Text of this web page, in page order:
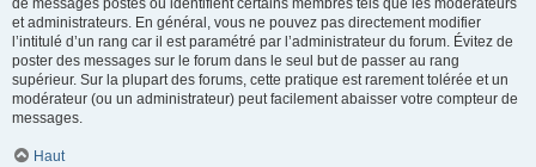
de messages postés ou identifient certains membres tels que les modérateurs
et administrateurs. En général, vous ne pouvez pas directement modifier
l’intitulé d’un rang car il est paramétré par l’administrateur du forum. Évitez de
poster des messages sur le forum dans le seul but de passer au rang
supérieur. Sur la plupart des forums, cette pratique est rarement tolérée et un
modérateur (ou un administrateur) peut facilement abaisser votre compteur de
messages.
Haut